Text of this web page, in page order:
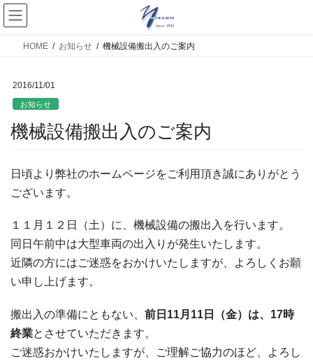
HOME お知らせ 機械設備搬出入のご案内
2016/11/01
お知らせ
機械設備搬出入のご案内
日頃より弊社のホームページをご利用頂き誠にありがとう
ございます。
１１月１２日（土）に、機械設備の搬出入を行います。
同日午前中は大型車両の出入りが発生いたします。
近隣の方にはご迷惑をおかけいたしますが、よろしくお願
い申し上げます。
搬出入の準備にともない、 前日11月11日（金）は、17時
終業とさせていただきます。
ご迷惑おかけいたしますが、ご理解ご協力のほど、よろし